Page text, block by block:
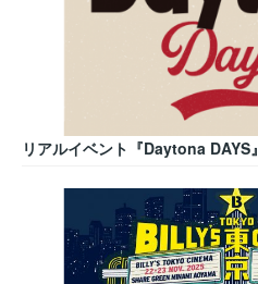
リアルイベント『Daytona DAYS』